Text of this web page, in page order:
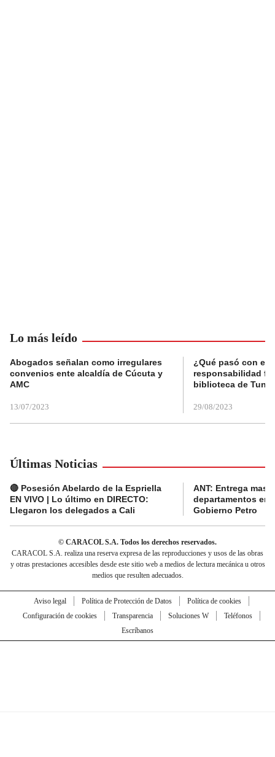
Lo más leído
Abogados señalan como irregulares
convenios ente alcaldía de Cúcuta y
AMC
13/07/2023
¿Qué pasó con el
responsabilidad
biblioteca de
29/08/2023
Últimas Noticias
🔴 Posesión Abelardo de la Espriella
EN VIVO | Lo último en DIRECTO:
Llegaron los delegados a Cali
ANT: Entrega
departamentos en
Gobierno Petro
© CARACOL S.A. Todos los derechos reservados.
CARACOL S.A. realiza una reserva expresa de las reproducciones y usos de las obras
y otras prestaciones accesibles desde este sitio web a medios de lectura mecánica u otros
medios que resulten adecuados.
Aviso legal Política de Protección de Datos
Política de cookies
Configuración de cookies
Transparencia Soluciones W
Teléfonos
Escríbanos